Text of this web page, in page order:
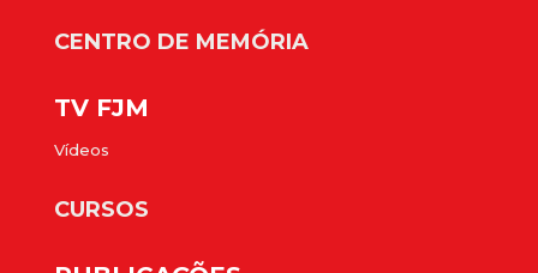
CENTRO DE MEMÓRIA
TV FJM
Vídeos
CURSOS